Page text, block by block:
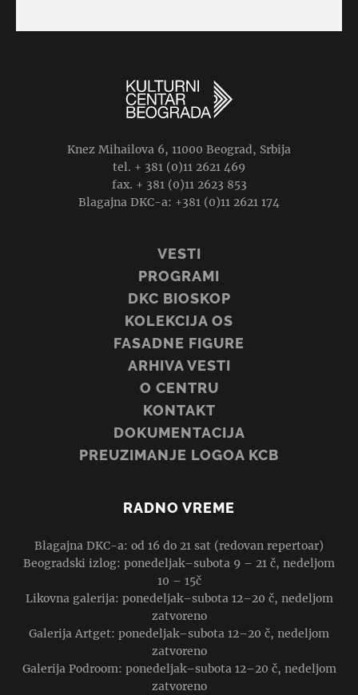
Knez Mihailova 6, 11000 Beograd, Srbija
tel. + 381 (0)11 2621 469
fax. + 381 (0)11 2623 853
Blagajna DKC-a: +381 (0)11 2621 174
VESTI
PROGRAMI
DKC BIOSKOP
KOLEKCIJA OS
FASADNE FIGURE
ARHIVA VESTI
O CENTRU
KONTAKT
DOKUMENTACIJA
PREUZIMANJE LOGOA KCB
RADNO VREME
Blagajna DKC-a: od 16 do 21 sat (redovan repertoar)
Beogradski izlog: ponedeljak–subota 9 – 21 č, nedeljom
10 – 15č
Likovna galerija: ponedeljak–subota 12–20 č, nedeljom
zatvoreno
Galerija Artget: ponedeljak–subota 12–20 č, nedeljom
zatvoreno
Galerija Podroom: ponedeljak–subota 12–20 č, nedeljom
zatvoreno